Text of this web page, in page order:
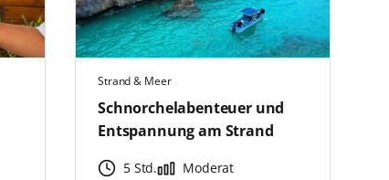
Strand & Meer
Schnorchelabenteuer und
Entspannung am Strand
5 Std. Moderat